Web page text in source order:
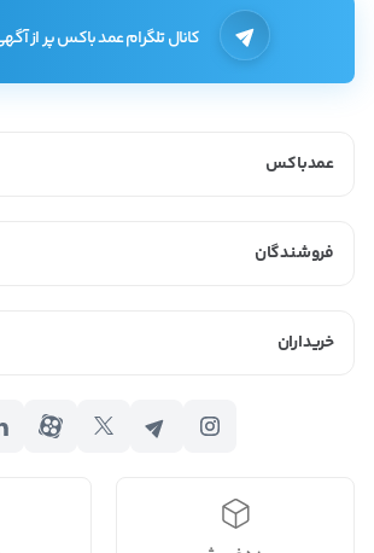
از روش‌های تبلیغات و برندینگ به شمار می‌رود.
آن‌ها را می‌توان بر اساس جنس به سه اصلی زیر
استفاده‌ترین تجهیزات بسته‌بندی توسط
از این نوع پاکت‌ها در اکثر صنایع
استفاده می‌شود که مواد اولیه تولید این نوع
اما این نوع پاکت‌ها برای محیط زیست بسیار
کانال تلگرام عمد باکس پر از
عمدباکس
فروشندگان
خریداران